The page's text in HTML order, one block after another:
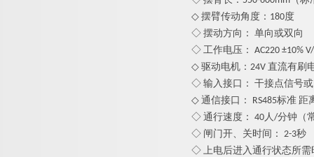
◇ 摆臂传动角度：180度
◇ 摆动方向： 单向或双向
◇ 工作电压： AC220 ±10% V/
◇ 驱动电机：24V 直流有刷
◇ 输入接口： 干接点信号或
◇ 通信接口： RS485标准 距
◇ 通行速度： 40人/分钟（
◇ 闸门开、关时间： 2-3秒
◇ 上电后进入通行状态所需